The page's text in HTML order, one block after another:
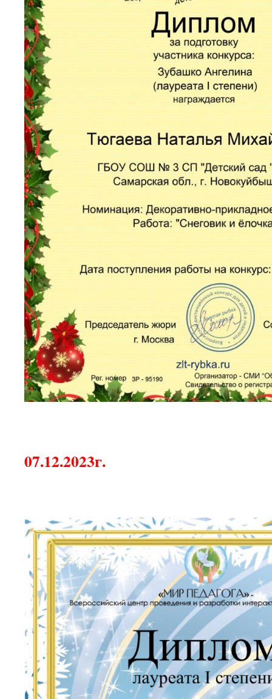
07.12.2023г.